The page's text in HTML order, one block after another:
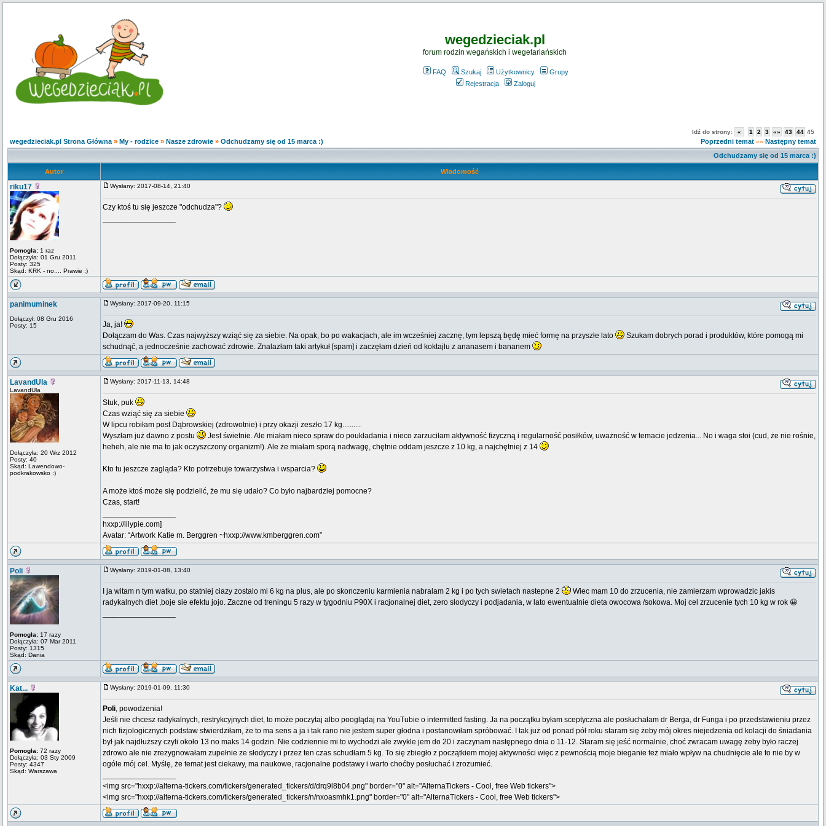
wegedzieciak.pl
forum rodzin wegańskich i wegetariańskich
FAQ Szukaj Użytkownicy
Grupy
Rejestracja
Zaloguj
wegedzieciak.pl Strona Główna » My - rodzice » Nasze zdrowie » Odchudzamy się od 15 marca :)
Idź do strony: « 1 2 3 «» 43 44 45
Poprzedni temat «» Następny temat
Odchudzamy się od 15 marca :)
Autor Wiadomość
riku17
Pomogła: 1 raz
Dołączyła: 01 Gru 2011
Posty: 325
Skąd: KRK - no.... Prawie ;)
Wysłany: 2017-08-14, 21:40
Czy ktoś tu się jeszcze "odchudza"?
panimuminek
Dołączył: 08 Gru 2016
Posty: 15
Wysłany: 2017-09-20, 11:15
Ja, ja!
Dołączam do Was. Czas najwyższy wziąć się za siebie. Na opak, bo po wakacjach, ale im wcześniej zacznę, tym lepszą będę mieć formę na przyszłe lato
Szukam dobrych porad i produktów, które pomogą mi
schudnąć, a jednocześnie zachować zdrowie. Znalazłam taki artykuł [spam] i zaczęłam dzień od koktajlu z ananasem i bananem
LavandUla
LavandUla
Dołączyła: 20 Wrz 2012
Posty: 40
Skąd: Lawendowo-
podkrakowsko :)
Wysłany: 2017-11-13, 14:48
Stuk, puk
Czas wziąć się za siebie
W lipcu robiłam post Dąbrowskiej (zdrowotnie) i przy okazji zeszło 17 kg..........
Wyszłam już dawno z postu
Jest świetnie. Ale miałam nieco spraw do poukładania i nieco zarzuciłam aktywność fizyczną i regularność posiłków, uważność w temacie jedzenia... No i waga stoi (cud, że nie rośnie,
heheh, ale nie ma to jak oczyszczony organizm!). Ale że miałam sporą nadwagę, chętnie oddam jeszcze z 10 kg, a najchętniej z 14
Kto tu jeszcze zagląda? Kto potrzebuje towarzystwa i wsparcia?
A może ktoś może się podzielić, że mu się udało? Co było najbardziej pomocne?
Czas, start!
hxxp://lilypie.com]
Avatar: “Artwork Katie m. Berggren ~hxxp://www.kmberggren.com”
Poli
Pomogła: 17 razy
Dołączyła: 07 Mar 2011
Posty: 1315
Skąd: Dania
Wysłany: 2019-01-08, 13:40
I ja witam n tym watku, po statniej ciazy zostalo mi 6 kg na plus, ale po skonczeniu karmienia nabralam 2 kg i po tych swietach nastepne 2
Wiec mam 10 do zrzucenia, nie zamierzam wprowadzic jakis
radykalnych diet ,boje sie efektu jojo. Zaczne od treningu 5 razy w tygodniu P90X i racjonalnej diet, zero slodyczy i podjadania, w lato ewentualnie dieta owocowa /sokowa. Moj cel zrzucenie tych 10 kg w rok 😀
Kat...
Pomogła: 72 razy
Dołączyła: 03 Sty 2009
Posty: 4347
Skąd: Warszawa
Wysłany: 2019-01-09, 11:30
Poli, powodzenia!
Jeśli nie chcesz radykalnych, restrykcyjnych diet, to może poczytaj albo pooglądaj na YouTubie o intermitted fasting. Ja na początku byłam sceptyczna ale posłuchałam dr Berga, dr Funga i po przedstawieniu przez
nich fizjologicznych podstaw stwierdziłam, że to ma sens a ja i tak rano nie jestem super głodna i postanowiłam spróbować. I tak już od ponad pół roku staram się żeby mój okres niejedzenia od kolacji do śniadania
był jak najdłuższy czyli około 13 no maks 14 godzin. Nie codziennie mi to wychodzi ale zwykle jem do 20 i zaczynam następnego dnia o 11-12. Staram się jeść normalnie, choć zwracam uwagę żeby było raczej
zdrowo ale nie zrezygnowałam zupełnie ze słodyczy i przez ten czas schudłam 5 kg. To się zbiegło z początkiem mojej aktywności więc z pewnością moje bieganie też miało wpływ na chudnięcie ale to nie by w
ogóle mój cel. Myślę, że temat jest ciekawy, ma naukowe, racjonalne podstawy i warto choćby posłuchać i zrozumieć.
<img src="hxxp://alterna-tickers.com/tickers/generated_tickers/d/drq9l8b04.png" border="0" alt="AlternaTickers - Cool, free Web tickers">
<img src="hxxp://alterna-tickers.com/tickers/generated_tickers/n/nxoasmhk1.png" border="0" alt="AlternaTickers - Cool, free Web tickers">